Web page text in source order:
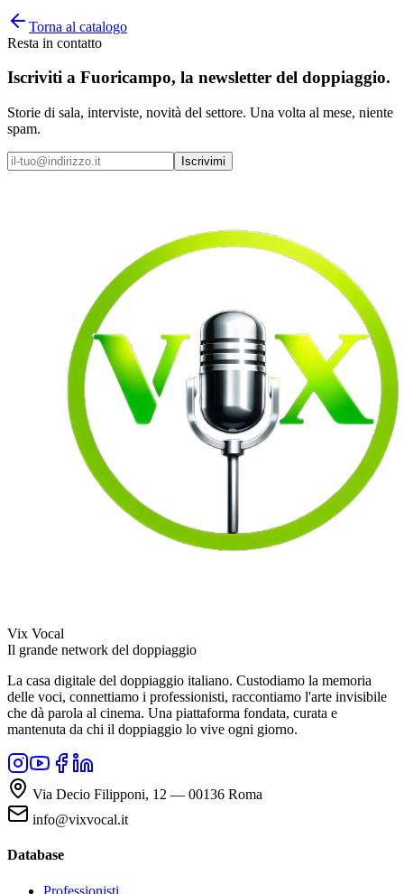
Torna al catalogo
Resta in contatto
Iscriviti a Fuoricampo, la newsletter del doppiaggio.
Storie di sala, interviste, novità del settore. Una volta al mese, niente
spam.
Iscrivimi
Vix Vocal
Il grande network del doppiaggio
La casa digitale del doppiaggio italiano. Custodiamo la memoria
delle voci, connettiamo i professionisti, raccontiamo l'arte invisibile
che dà parola al cinema. Una piattaforma fondata, curata e
mantenuta da chi il doppiaggio lo vive ogni giorno.
Via Decio Filipponi, 12 — 00136 Roma
info@vixvocal.it
Database
Professionisti